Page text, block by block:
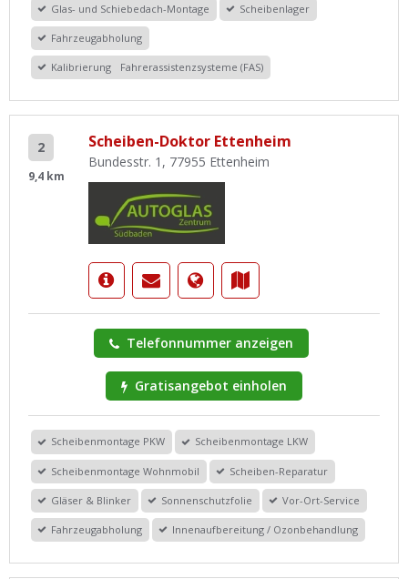
Glas- und Schiebedach-Montage Scheibenlager
Fahrzeugabholung
Kalibrierung Fahrerassistenzsysteme (FAS)
2
9,4 km
Scheiben-Doktor Ettenheim
Bundesstr. 1, 77955 Ettenheim
Telefonnummer anzeigen
Gratisangebot einholen
Scheibenmontage PKW Scheibenmontage LKW
Scheibenmontage Wohnmobil Scheiben-Reparatur
Gläser & Blinker Sonnenschutzfolie Vor-Ort-Service
Fahrzeugabholung Innenaufbereitung / Ozonbehandlung